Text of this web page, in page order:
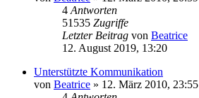
4 Antworten
51535 Zugriffe
Letzter Beitrag von Beatrice
12. August 2019, 13:20
Unterstützte Kommunikation
von Beatrice » 12. März 2010, 23:55